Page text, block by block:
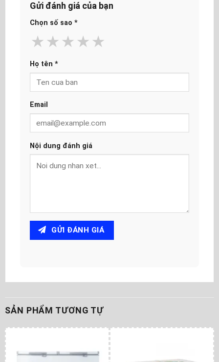
Gửi đánh giá của bạn
Chọn số sao *
★
★
★
★
★
Họ tên *
Email
Nội dung đánh giá
GỬI ĐÁNH GIÁ
SẢN PHẨM TƯƠNG TỰ